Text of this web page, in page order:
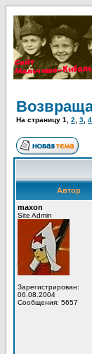
На страницу 1 2 3 4
Автор
maxon
Site Admin
Зарегистрирован:
06.08.2004
Сообщения: 5657